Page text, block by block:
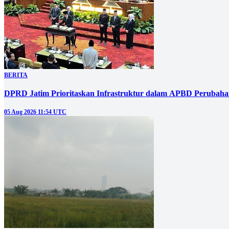
BERITA
DPRD Jatim Prioritaskan Infrastruktur dalam APBD
05 Aug 2026 11:54 UTC